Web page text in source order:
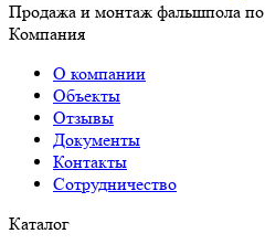
Продажа и монтаж фальшпола по
Компания
О компании
Объекты
Отзывы
Документы
Контакты
Сотрудничество
Каталог